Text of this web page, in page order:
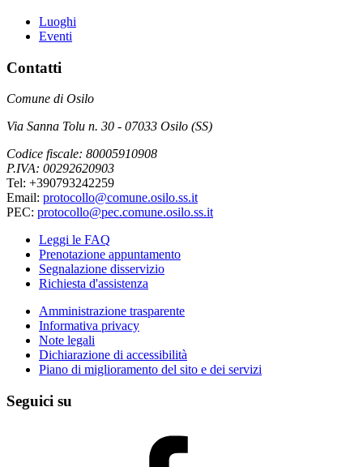
Luoghi
Eventi
Contatti
Comune di Osilo
Via Sanna Tolu n. 30 - 07033 Osilo (SS)
Codice fiscale: 80005910908
P.IVA: 00292620903
Tel: +390793242259
Email: protocollo@comune.osilo.ss.it
PEC: protocollo@pec.comune.osilo.ss.it
Leggi le FAQ
Prenotazione appuntamento
Segnalazione disservizio
Richiesta d'assistenza
Amministrazione trasparente
Informativa privacy
Note legali
Dichiarazione di accessibilità
Piano di miglioramento del sito e dei servizi
Seguici su